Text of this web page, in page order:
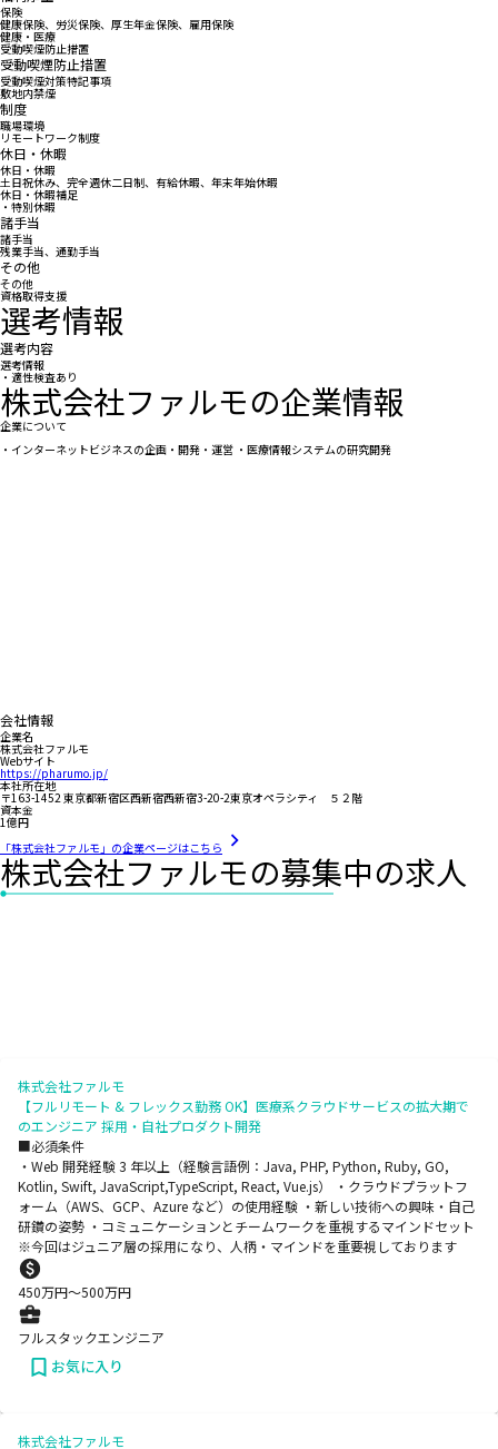
保険
健康保険、労災保険、厚生年金保険、雇用保険
健康・医療
受動喫煙防止措置
受動喫煙防止措置
受動喫煙対策特記事項
敷地内禁煙
制度
職場環境
リモートワーク制度
休日・休暇
休日・休暇
土日祝休み、完全週休二日制、有給休暇、年末年始休暇
休日・休暇補足
・特別休暇
諸手当
諸手当
残業手当、通勤手当
その他
その他
資格取得支援
選考情報
選考内容
選考情報
・適性検査あり
株式会社ファルモの企業情報
企業について
・インターネットビジネスの企画・開発・運営 ・医療情報システムの研究開発
会社情報
企業名
株式会社ファルモ
Webサイト
https://pharumo.jp/
本社所在地
〒163-1452 東京都新宿区西新宿西新宿3-20-2東京オペラシティ ５２階
資本金
1億円
「株式会社ファルモ」の企業ページはこちら
株式会社ファルモの募集中の求人
株式会社ファルモ
【フルリモート & フレックス勤務 OK】医療系クラウドサービスの拡大期で
のエンジニア 採用・自社プロダクト開発
■必須条件
・Web 開発経験 3 年以上（経験言語例：Java, PHP, Python, Ruby, GO,
Kotlin, Swift, JavaScript,TypeScript, React, Vue.js） ・クラウドプラットフ
ォーム（AWS、GCP、Azure など）の使用経験 ・新しい技術への興味・自己
研鑽の姿勢 ・コミュニケーションとチームワークを重視するマインドセット
※今回はジュニア層の採用になり、人柄・マインドを重要視しております
450万円〜500万円
フルスタックエンジニア
お気に入り
株式会社ファルモ